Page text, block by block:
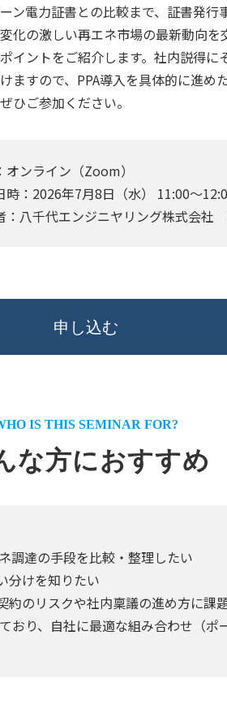
ン電力証書との比較まで、証書発行
化の激しい再エネ市場の最新動向
イントをご紹介します。社内説得
ますので、PPA導入を具体的に進
ひご参加ください。
オンライン（Zoom）
時：2026年7月8日（水） 11:00～
：八千代エンジニヤリング株式会社
申し込む
IS THIS SEMINAR FOR?
な方におすすめ
調達の手段を比較・整理したい
分けを知りたい
約のリスクや社内稟議の進め方に課
おり、自社に最適な組み合わせ（ポ